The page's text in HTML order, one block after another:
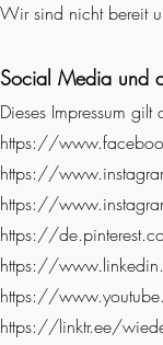
Wir sind nicht bereit
Social Media und
Dieses Impressum
https://
https://
https://
https://
https://
https://
https://linktr.ee/